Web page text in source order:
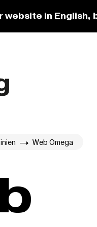
in English,
Web Omega